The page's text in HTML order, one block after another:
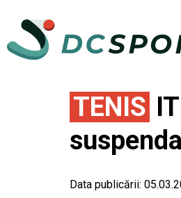
TENIS
Data publicării: